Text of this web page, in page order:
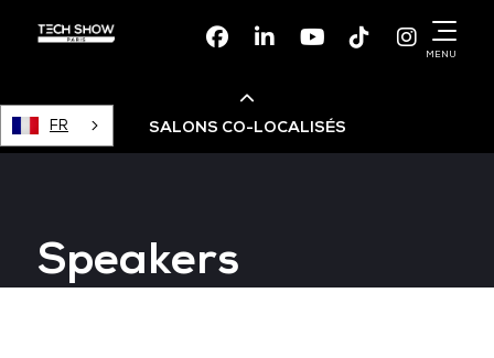
FacebookLinkedinYoutubeTikTok
MENU
FR SALONS CO-LOCALISÉS
Devops Live
Speakers